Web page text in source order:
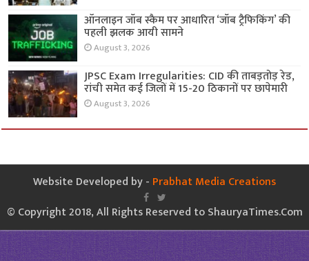
ऑनलाइन जॉब स्कैम पर आधारित ‘जॉब ट्रैफिकिंग’ की
पहली झलक आयी सामने
August 3, 2026
JPSC Exam Irregularities: CID की ताबड़तोड़ रेड,
रांची समेत कई जिलों में 15-20 ठिकानों पर छापेमारी
August 3, 2026
Website Developed by - Prabhat Media Creations
© Copyright 2018, All Rights Reserved to ShauryaTimes.Com